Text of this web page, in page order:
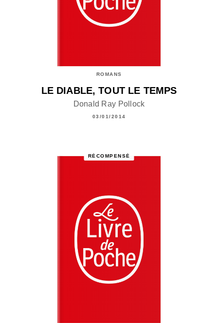
ROMANS
LE DIABLE, TOUT LE TEMPS
Donald Ray Pollock
03/01/2014
RÉCOMPENSÉ